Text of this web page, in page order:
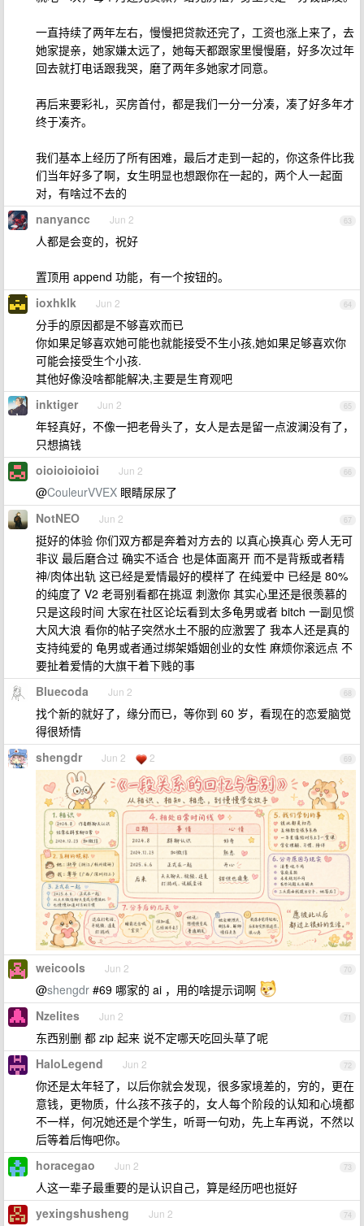
一直持续了两年左右，慢慢把贷款还完了，工资也涨上来了，去
她家提亲，她家嫌太远了，她每天都跟家里慢慢磨，好多次过年
回去就打电话跟我哭，磨了两年多她家才同意。
再后来要彩礼，买房首付，都是我们一分一分凑，凑了好多年才
终于凑齐。
我们基本上经历了所有困难，最后才走到一起的，你这条件比我
们当年好多了啊，女生明显也想跟你在一起的，两个人一起面
对，有啥过不去的
63
nanyancc Jun 2
人都是会变的，祝好
置顶用 append 功能，有一个按钮的。
64
ioxhklk Jun 2
分手的原因都是不够喜欢而已
你如果足够喜欢她可能也就能接受不生小孩,她如果足够喜欢你
可能会接受生个小孩.
其他好像没啥都能解决,主要是生育观吧
65
inktiger Jun 2
年轻真好，不像一把老骨头了，女人是去是留一点波澜没有了，
只想搞钱
66
oioioioioioi Jun 2
@CouleurVVEX 眼睛尿尿了
67
NotNEO Jun 2
挺好的体验 你们双方都是奔着对方去的 以真心换真心 旁人无可
非议 最后磨合过 确实不适合 也是体面离开 而不是背叛或者精
神/肉体出轨 这已经是爱情最好的模样了 在纯爱中 已经是 80%
的纯度了 V2 老哥别看都在挑逗 刺激你 其实心里还是很羡慕的
只是这段时间 大家在社区论坛看到太多龟男或者 bitch 一副见惯
大风大浪 看你的帖子突然水土不服的应激罢了 我本人还是真的
支持纯爱的 龟男或者通过绑架婚姻创业的女性 麻烦你滚远点 不
要扯着爱情的大旗干着下贱的事
68
Bluecoda Jun 2
找个新的就好了，缘分而已，等你到 60 岁，看现在的恋爱脑觉
得很矫情
69
shengdr Jun 2 2
70
weicools Jun 2
@shengdr #69 哪家的 ai ，用的啥提示词啊
71
Nzelites Jun 2
东西别删 都 zip 起来 说不定哪天吃回头草了呢
72
HaloLegend Jun 2
你还是太年轻了，以后你就会发现，很多家境差的，穷的，更在
意钱，更物质，什么孩不孩子的，女人每个阶段的认知和心境都
不一样，何况她还是个学生，听哥一句劝，先上车再说，不然以
后等着后悔吧你。
73
horacegao Jun 2
人这一辈子最重要的是认识自己，算是经历吧也挺好
74
yexingshusheng Jun 2